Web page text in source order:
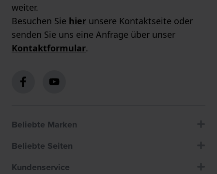
weiter.
Besuchen Sie hier unsere Kontaktseite oder
senden Sie uns eine Anfrage über unser
Kontaktformular.
Beliebte Marken
Beliebte Seiten
Kundenservice